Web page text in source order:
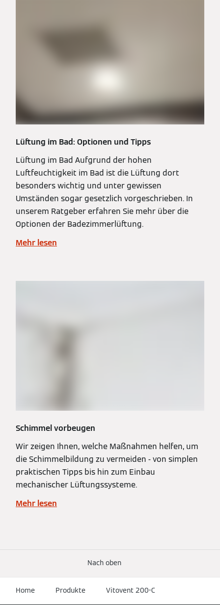
Lüftung im Bad: Optionen und Tipps
Lüftung im Bad Aufgrund der hohen
Luftfeuchtigkeit im Bad ist die Lüftung dort
besonders wichtig und unter gewissen
Umständen sogar gesetzlich vorgeschrieben. In
unserem Ratgeber erfahren Sie mehr über die
Optionen der Badezimmerlüftung.
Mehr lesen
Schimmel vorbeugen
Wir zeigen Ihnen, welche Maßnahmen helfen, um
die Schimmelbildung zu vermeiden - von simplen
praktischen Tipps bis hin zum Einbau
mechanischer Lüftungssysteme.
Mehr lesen
Nach oben
Home Produkte Vitovent 200-C